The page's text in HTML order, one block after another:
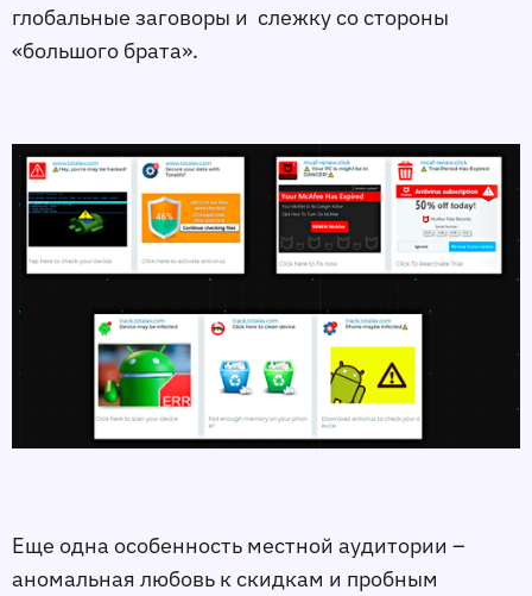
глобальные заговоры и слежку со стороны
«большого брата».
Еще одна особенность местной аудитории –
аномальная любовь к скидкам и пробным